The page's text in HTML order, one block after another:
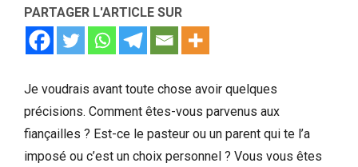
PARTAGER L'ARTICLE SUR
Je voudrais avant toute chose avoir quelques
précisions. Comment êtes-vous parvenus aux
fiançailles ? Est-ce le pasteur ou un parent qui te l’a
imposé ou c’est un choix personnel ? Vous vous êtes